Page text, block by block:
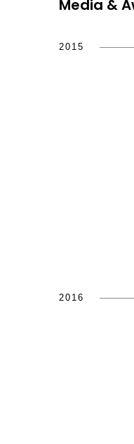
Media &
2015
2016